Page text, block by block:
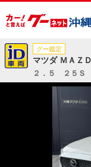
グー鑑定
マツダ ＭＡＺ
２．５ ２５Ｓ